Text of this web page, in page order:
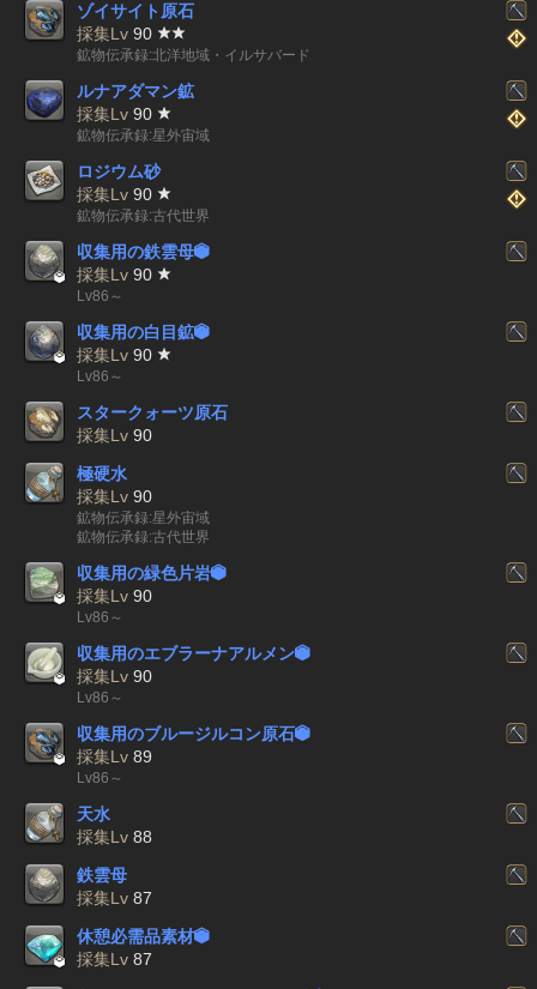
ゾイサイト原石
採集Lv 90
鉱物伝承録:北洋地域・イルサバード
ルナアダマン鉱
採集Lv 90
鉱物伝承録:星外宙域
ロジウム砂
採集Lv 90
鉱物伝承録:古代世界

収集用の鉄雲母
採集Lv 90
Lv86～

収集用の白目鉱
採集Lv 90
Lv86～
スタークォーツ原石
採集Lv 90
極硬水
採集Lv 90
鉱物伝承録:星外宙域
鉱物伝承録:古代世界

収集用の緑色片岩
採集Lv 90
Lv86～

収集用のエブラーナアルメン
採集Lv 90
Lv86～

収集用のブルージルコン原石
採集Lv 89
Lv86～
天水
採集Lv 88
鉄雲母
採集Lv 87

休憩必需品素材
採集Lv 87